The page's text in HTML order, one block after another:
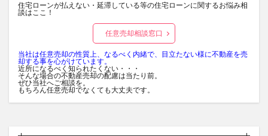
住宅ローンが払えない・延滞している等の住宅ローンに関するお悩み相
談はここ！
任意売却相談窓口
当社は任意売却の性質上、なるべく内緒で、目立たない様に不動産を売
却する事を心がけています。
近所になるべく知られたくない・・・
そんな場合の不動産売却の配慮は当たり前。
ぜひ当社へご相談を。
もちろん任意売却でなくても大丈夫です。